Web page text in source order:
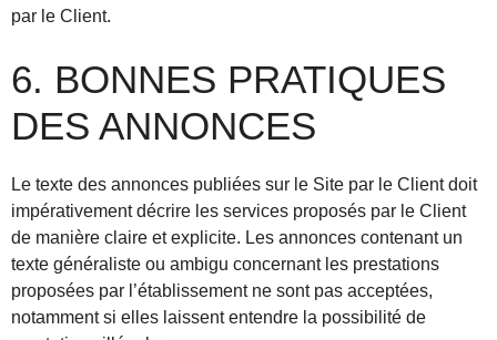
par le Client.
6. BONNES PRATIQUES
DES ANNONCES
Le texte des annonces publiées sur le Site par le Client doit
impérativement décrire les services proposés par le Client
de manière claire et explicite. Les annonces contenant un
texte généraliste ou ambigu concernant les prestations
proposées par l’établissement ne sont pas acceptées,
notamment si elles laissent entendre la possibilité de